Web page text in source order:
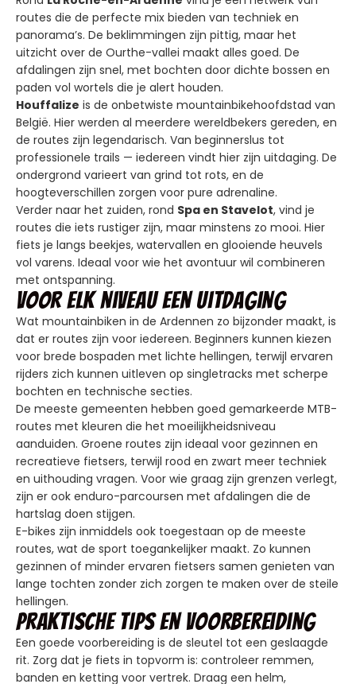
routes die de perfecte mix bieden van techniek en
panorama’s. De beklimmingen zijn pittig, maar het
uitzicht over de Ourthe-vallei maakt alles goed. De
afdalingen zijn snel, met bochten door dichte bossen en
paden vol wortels die je alert houden.
Houffalize is de onbetwiste mountainbikehoofdstad van
België. Hier werden al meerdere wereldbekers gereden, en
de routes zijn legendarisch. Van beginnerslus tot
professionele trails — iedereen vindt hier zijn uitdaging. De
ondergrond varieert van grind tot rots, en de
hoogteverschillen zorgen voor pure adrenaline.
Verder naar het zuiden, rond Spa en Stavelot, vind je
routes die iets rustiger zijn, maar minstens zo mooi. Hier
fiets je langs beekjes, watervallen en glooiende heuvels
vol varens. Ideaal voor wie het avontuur wil combineren
met ontspanning.
Voor elk niveau een uitdaging
Wat mountainbiken in de Ardennen zo bijzonder maakt, is
dat er routes zijn voor iedereen. Beginners kunnen kiezen
voor brede bospaden met lichte hellingen, terwijl ervaren
rijders zich kunnen uitleven op singletracks met scherpe
bochten en technische secties.
De meeste gemeenten hebben goed gemarkeerde MTB-
routes met kleuren die het moeilijkheidsniveau
aanduiden. Groene routes zijn ideaal voor gezinnen en
recreatieve fietsers, terwijl rood en zwart meer techniek
en uithouding vragen. Voor wie graag zijn grenzen verlegt,
zijn er ook enduro-parcoursen met afdalingen die de
hartslag doen stijgen.
E-bikes zijn inmiddels ook toegestaan op de meeste
routes, wat de sport toegankelijker maakt. Zo kunnen
gezinnen of minder ervaren fietsers samen genieten van
lange tochten zonder zich zorgen te maken over de steile
hellingen.
Praktische tips en voorbereiding
Een goede voorbereiding is de sleutel tot een geslaagde
rit. Zorg dat je fiets in topvorm is: controleer remmen,
banden en ketting voor vertrek. Draag een helm,